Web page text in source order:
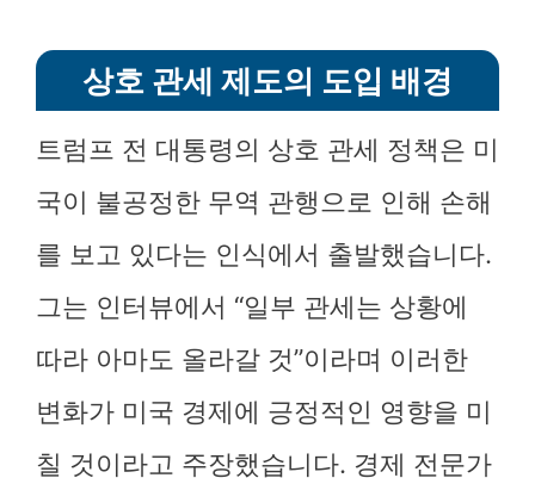
상호 관세 제도의 도입 배경
트럼프 전 대통령의 상호 관세 정책은 미
국이 불공정한 무역 관행으로 인해 손해
를 보고 있다는 인식에서 출발했습니다.
그는 인터뷰에서 “일부 관세는 상황에
따라 아마도 올라갈 것”이라며 이러한
변화가 미국 경제에 긍정적인 영향을 미
칠 것이라고 주장했습니다. 경제 전문가